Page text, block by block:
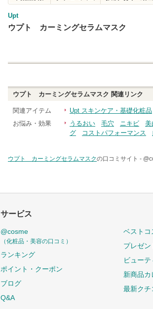
Upt
ウプト カーミングセラムマスク
ウプト カーミングセラムマスク 関連リンク
関連アイテム Upt スキンケア・基礎化粧品
お悩み・効果
うるおい 毛穴 ニキビ 美
グ
コストパフォーマンス
ウプト カーミングセラムマスクの口コミサイト -
サービス
@cosme
（化粧品・美容の口コミ）
ランキング
ポイント・クーポン
ブログ
Q&A
ベストコ
プレゼン
ビューテ
新商品カ
最新クチ